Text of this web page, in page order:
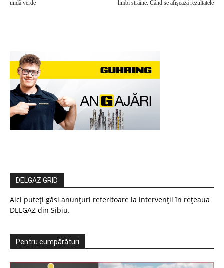
undă verde
limbi străine. Când se afișează rezultatele
DELGAZ GRID
Aici puteți găsi anunțuri referitoare la intervenții în rețeaua
DELGAZ din Sibiu.
Pentru cumpărături